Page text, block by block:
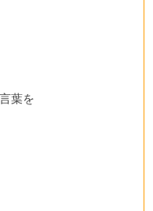
葉を